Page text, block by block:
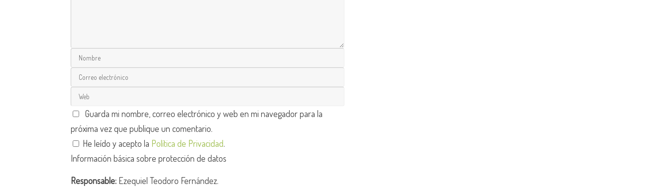
Guarda mi nombre, correo electrónico y web en mi navegador para la
próxima vez que publique un comentario.
He leído y acepto la Política de Privacidad.
Información básica sobre protección de datos
Responsable: Ezequiel Teodoro Fernández.